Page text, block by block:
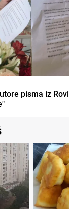
pisma iz